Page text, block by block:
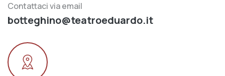
Contattaci via email
botteghino@teatroeduardo.it